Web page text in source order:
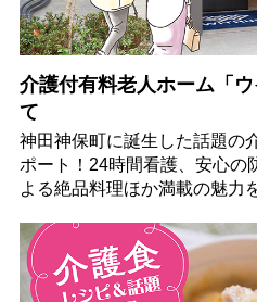
介護付有料老人ホーム「
て
神田神保町に誕生した話題の
ポート！24時間看護、安心の
よる絶品料理ほか満載の魅力